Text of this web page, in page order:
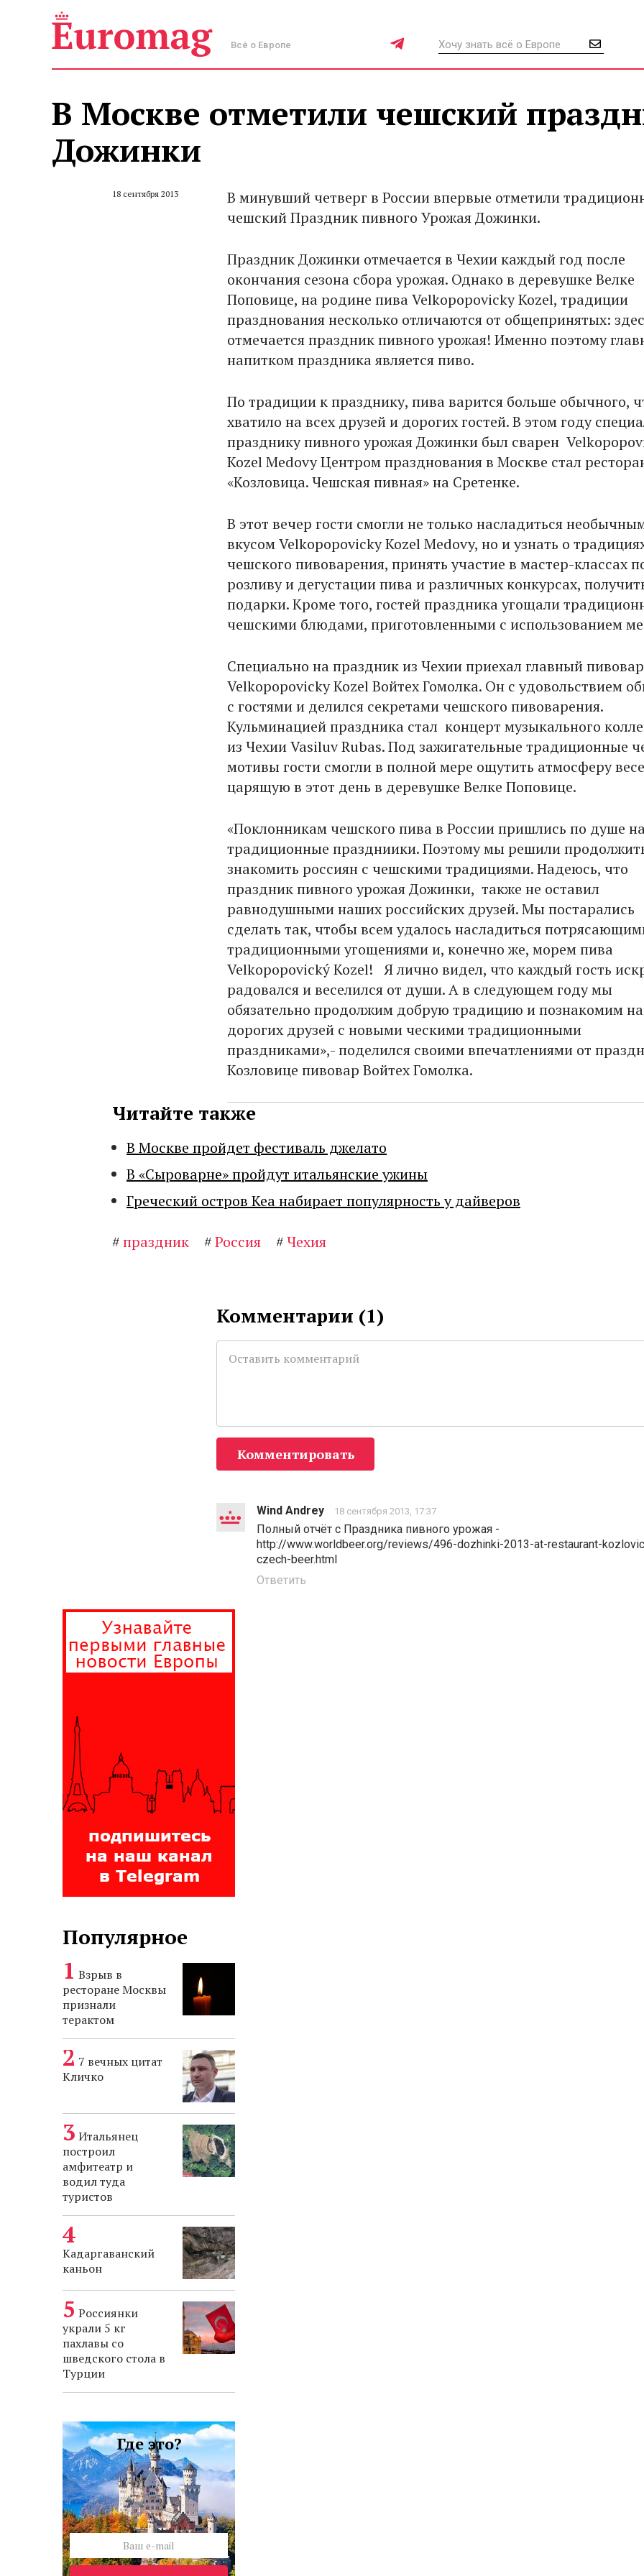
Всё о Европе
В Москве отметили чешский
Дожинки
18 сентября 2013
В минувший четверг в России впервые отметили
чешский Праздник пивного Урожая Дожинки.
Праздник Дожинки отмечается в Чехии каждый год после
окончания сезона сбора урожая. Однако в деревушке Велке
Поповице, на родине пива Velkopopovicky Kozel, традиции
празднования несколько отличаются от общепринятых:
отмечается праздник пивного урожая! Именно поэтому
напитком праздника является пиво.
По традиции к празднику, пива варится больше обычного,
хватило на всех друзей и дорогих гостей. В этом году
празднику пивного урожая Дожинки был сварен
Kozel Medovy Центром празднования в Москве стал
«Козловица. Чешская пивная» на Сретенке.
В этот вечер гости смогли не только насладиться
вкусом Velkopopovicky Kozel Medovy, но и узнать о
чешского пивоварения, принять участие в мастер-классах
розливу и дегустации пива и различных конкурсах,
подарки. Кроме того, гостей праздника угощали
чешскими блюдами, приготовленными с использованием
Специально на праздник из Чехии приехал главный пивовар
Velkopopovicky Kozel Войтех Гомолка. Он с удовольствием
с гостями и делился секретами чешского пивоварения.
Кульминацией праздника стал концерт музыкального
из Чехии Vasiluv Rubas. Под зажигательные традиционные
мотивы гости смогли в полной мере ощутить атмосферу
царящую в этот день в деревушке Велке Поповице.
«Поклонникам чешского пива в России пришлись по душе
традиционные праздниики. Поэтому мы решили
знакомить россиян с чешскими традициями. Надеюсь, что
праздник пивного урожая Дожинки, также не оставил
равнодушными наших российских друзей. Мы постарались
сделать так, чтобы всем удалось насладиться
традиционными угощениями и, конечно же, морем пива
Velkopopovický Kozel! Я лично видел, что каждый гость
радовался и веселился от души. А в следующем году мы
обязательно продолжим добрую традицию и познакомим
дорогих друзей с новыми ческими традиционными
праздниками»,- поделился своими впечатлениями от
Козловице пивовар Войтех Гомолка.
Читайте также
В Москве пройдет фестиваль джелато
В «Сыроварне» пройдут итальянские ужины
Греческий остров Кеа набирает популярность у дайверов
#праздник #Россия #Чехия
Комментарии (1)
Комментировать
Wind Andrey 18 сентября 2013, 17:37
Полный отчёт с Праздника пивного урожая -
http://www.worldbeer.org/reviews/496-dozhinki-2013-at-restaurant-
czech-beer.html
Ответить
Популярное
Взрыв в
ресторане Москвы
признали
терактом
7 вечных цитат
Кличко
Итальянец
построил
амфитеатр и
водил туда
туристов
Кадаргаванский
каньон
Россиянки
украли 5 кг
пахлавы со
шведского стола в
Турции
Где это?